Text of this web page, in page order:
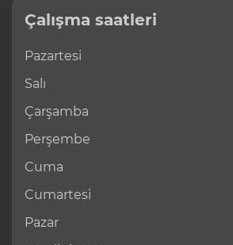
Çalışma saatleri
Pazartesi
Salı
Çarşamba
Perşembe
Cuma
Cumartesi
Pazar